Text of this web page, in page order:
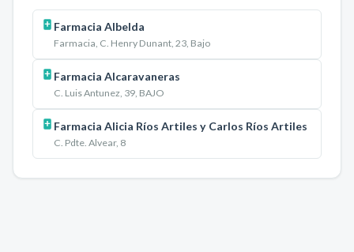
Farmacia Albelda
Farmacia, C. Henry Dunant, 23, Bajo
Farmacia Alcaravaneras
C. Luis Antunez, 39, BAJO
Farmacia Alicia Ríos Artiles y Carlos Ríos Artiles
C. Pdte. Alvear, 8